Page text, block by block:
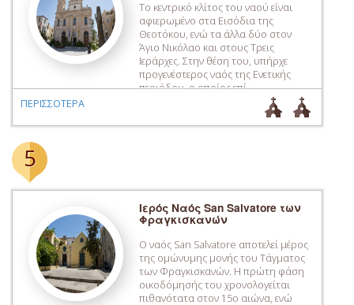
Το κεντρικό κλίτος του ναού είναι
αφιερωμένο στα Εισόδια της
Θεοτόκου, ενώ τα άλλα δύο στον
Άγιο Νικόλαο και στους Τρεις
Ιεράρχες. Στην θέση του, υπήρχε
προγενέστερος ναός της Ενετικής
περιόδου, ο οποίος επί
Τουρκοκρατίας για κάποιο διάστημα
μετατράπηκε σε σαπωνοποιείο και
στην συνέχεια στην θέση του
ΠΕΡΙΣΣΟΤΕΡΑ
5
Ιερός Ναός San Salvatore των
Φραγκισκανών
Ο ναός San Salvatore αποτελεί μέρος
της ομώνυμης μονής του Τάγματος
των Φραγκισκανών. Η πρώτη φάση
οικοδόμησής του χρονολογείται
πιθανότατα στον 15ο αιώνα, ενώ